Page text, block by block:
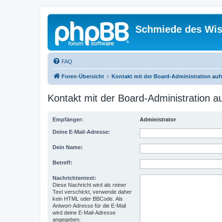
Schmiede des
FAQ
Foren-Übersicht Kontakt mit der Board-Administration
Kontakt mit der Board-Administration
Empfänger: Administrator
Deine E-Mail-Adresse:
Dein Name:
Betreff:
Nachrichtentext:
Diese Nachricht wird als reiner
Text verschickt, verwende daher
kein HTML oder BBCode. Als
Antwort-Adresse für die E-Mail
wird deine E-Mail-Adresse
angegeben.